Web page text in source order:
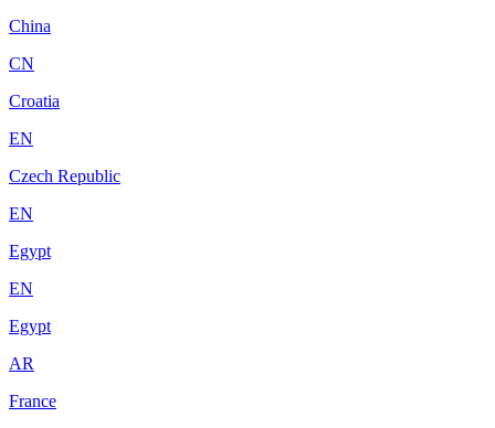
China
CN
Croatia
EN
Czech Republic
EN
Egypt
EN
Egypt
AR
France